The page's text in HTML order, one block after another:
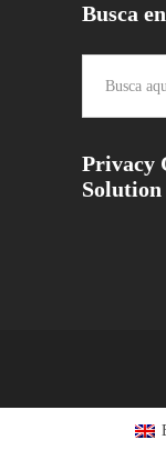
Busca
Privacy
Solution